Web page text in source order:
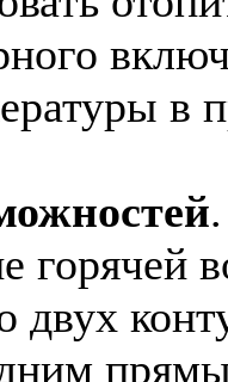
в
.
горячей
двух